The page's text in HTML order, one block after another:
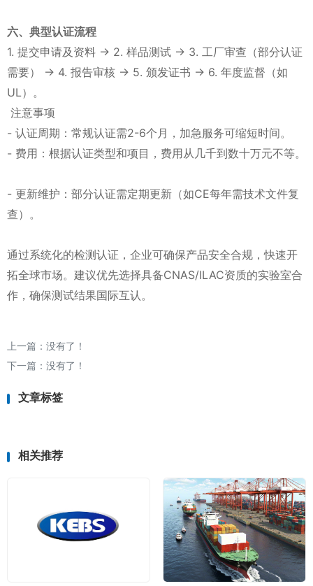
六、典型认证流程
1. 提交申请及资料 → 2. 样品测试 → 3. 工厂审查（部分认证
需要） → 4. 报告审核 → 5. 颁发证书 → 6. 年度监督（如
UL）。
注意事项
- 认证周期：常规认证需2-6个月，加急服务可缩短时间。
- 费用：根据认证类型和项目，费用从几千到数十万元不等。
- 更新维护：部分认证需定期更新（如CE每年需技术文件复
查）。
通过系统化的检测认证，企业可确保产品安全合规，快速开
拓全球市场。建议优先选择具备CNAS/ILAC资质的实验室合
作，确保测试结果国际互认。
上一篇：没有了！
下一篇：没有了！
文章标签
相关推荐